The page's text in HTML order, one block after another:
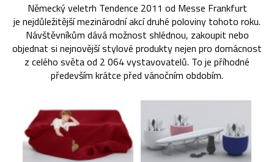
Německý veletrh Tendence 2011 od Messe Frankfurt
je nejdůležitější mezinárodní akcí druhé poloviny tohoto roku.
Návštěvníkům dává možnost shlédnou, zakoupit nebo
objednat si nejnovější stylové produkty nejen pro domácnost
z celého světa od 2 064 vystavovatelů. To je příhodné
především krátce před vánočním obdobím.